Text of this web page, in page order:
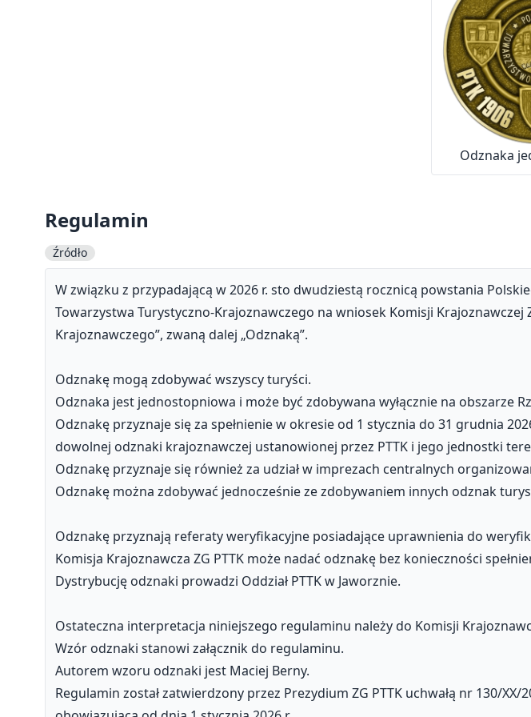
Odznaka
Regulamin
Źródło
W związku z przypadającą w 2026 r. sto dwudziestą rocznicą powstania
Towarzystwa Turystyczno-Krajoznawczego na wniosek Komisji
Krajoznawczego”, zwaną dalej „Odznaką”.
Odznakę mogą zdobywać wszyscy turyści.
Odznaka jest jednostopniowa i może być zdobywana wyłącznie na obszarze
Odznakę przyznaje się za spełnienie w okresie od 1 stycznia do 31 grudnia
dowolnej odznaki krajoznawczej ustanowionej przez PTTK i jego jednostki
Odznakę przyznaje się również za udział w imprezach centralnych
Odznakę można zdobywać jednocześnie ze zdobywaniem innych odznak
Odznakę przyznają referaty weryfikacyjne posiadające uprawnienia do
Komisja Krajoznawcza ZG PTTK może nadać odznakę bez konieczności
Dystrybucję odznaki prowadzi Oddział PTTK w Jaworznie.
Ostateczna interpretacja niniejszego regulaminu należy do Komisji
Wzór odznaki stanowi załącznik do regulaminu.
Autorem wzoru odznaki jest Maciej Berny.
Regulamin został zatwierdzony przez Prezydium ZG PTTK uchwałą nr 130/